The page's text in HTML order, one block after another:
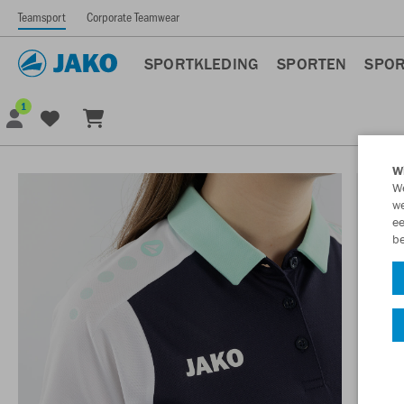
Teamsport Corporate Teamwear
SPORTKLEDING SPORTEN
1